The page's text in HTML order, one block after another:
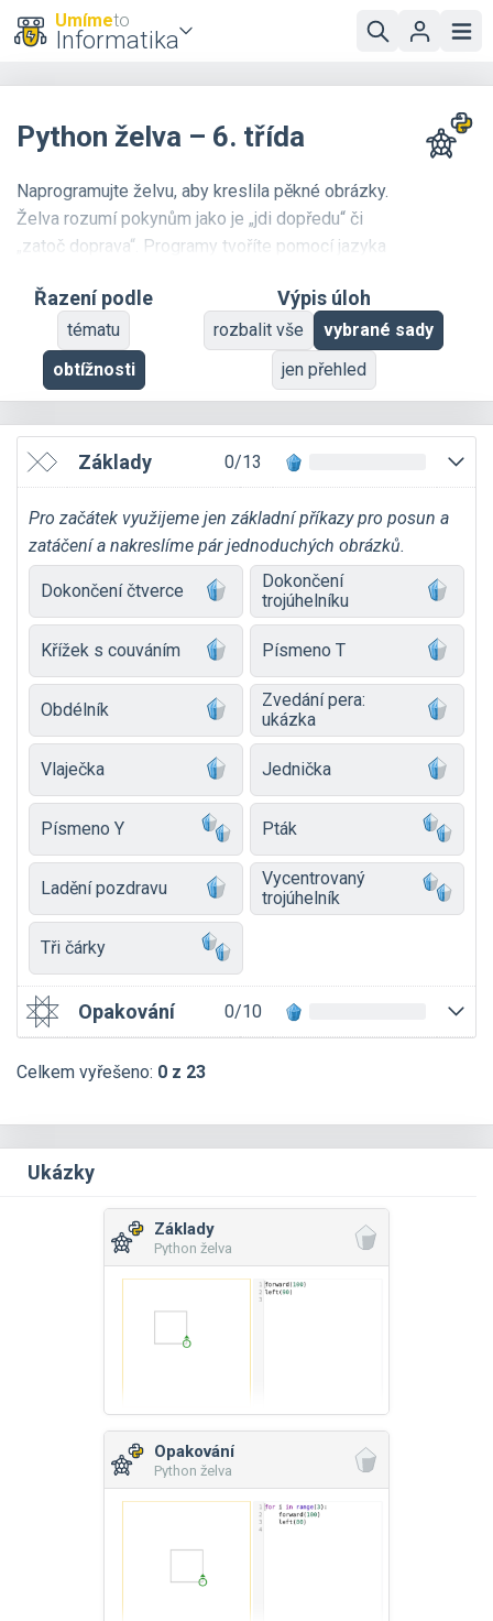
Umímeto
Informatika
Python želva – 6. třída
Naprogramujte želvu, aby kreslila pěkné obrázky.
Želva rozumí pokynům jako je „jdi dopředu“ či
„zatoč doprava“. Programy tvoříte pomocí jazyka
želví grafiky vgrafickém programování.
Zájemci najdou více informací o želví grafice v
knížce
od jednoho z autorů projektu Umíme
Řazení podle
tématu
obtížnosti
Výpis úloh
rozbalit vše
vybrané sady
jen přehled
Základy 0/13
Pro začátek využijeme jen základní příkazy pro posun a
zatáčení a nakreslíme pár jednoduchých obrázků.
Dokončení čtverce
Dokončení
trojúhelníku
Křížek s couváním Písmeno T
Obdélník
Zvedání pera:
ukázka
Vlaječka Jednička
Písmeno Y Pták
Ladění pozdravu
Vycentrovaný
trojúhelník
Tři čárky
Opakování 0/10
Celkem vyřešeno: 0 z 23
Ukázky
Základy
Python želva
Opakování
Python želva